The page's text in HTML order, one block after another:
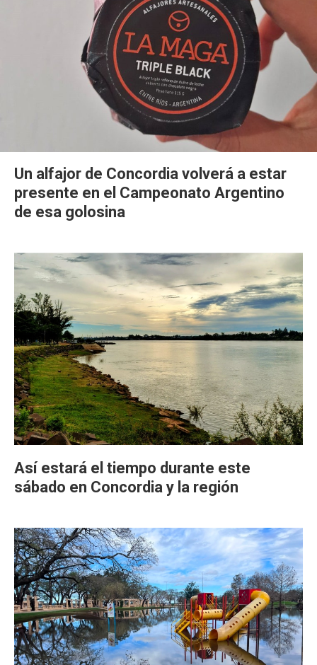
Un alfajor de Concordia volverá a estar
presente en el Campeonato Argentino
de esa golosina
Así estará el tiempo durante este
sábado en Concordia y la región